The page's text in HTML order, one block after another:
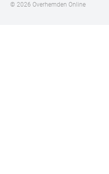
© 2026 Overhemden Online